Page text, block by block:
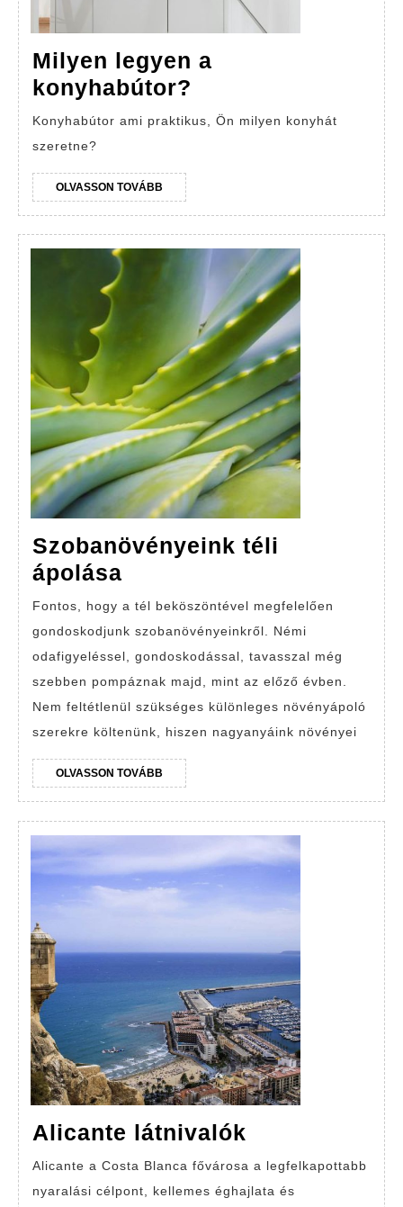
Milyen legyen a
konyhabútor?
legyen
Konyhabútor ami praktikus, Ön milyen konyhát
szeretne?
OLVASSON TOVÁBB OLVASSON
TOVÁBB
Szobanövényeink téli
ápolása
téli
ápolása
Fontos, hogy a tél beköszöntével megfelelően
gondoskodjunk szobanövényeinkről. Némi
odafigyeléssel, gondoskodással, tavasszal még
szebben pompáznak majd, mint az előző évben.
Nem feltétlenül szükséges különleges növényápoló
szerekre költenünk, hiszen nagyanyáink növényei
OLVASSON TOVÁBB OLVASSON
TOVÁBB
Alicante látnivalók
látnivalók
Alicante a Costa Blanca fővárosa a legfelkapottabb
nyaralási célpont, kellemes éghajlata és